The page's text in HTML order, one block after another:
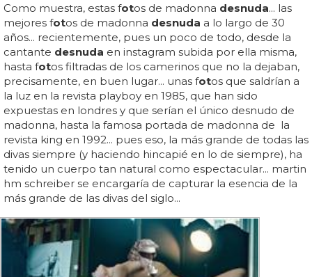
Como muestra, estas fotos de madonna desnuda... las
mejores fotos de madonna desnuda a lo largo de 30
años... recientemente, pues un poco de todo, desde la
cantante desnuda en instagram subida por ella misma,
hasta fotos filtradas de los camerinos que no la dejaban,
precisamente, en buen lugar... unas fotos que saldrían a
la luz en la revista playboy en 1985, que han sido
expuestas en londres y que serían el único desnudo de
madonna, hasta la famosa portada de madonna de la
revista king en 1992... pues eso, la más grande de todas las
divas siempre (y haciendo hincapié en lo de siempre), ha
tenido un cuerpo tan natural como espectacular... martin
hm schreiber se encargaría de capturar la esencia de la
más grande de las divas del siglo...